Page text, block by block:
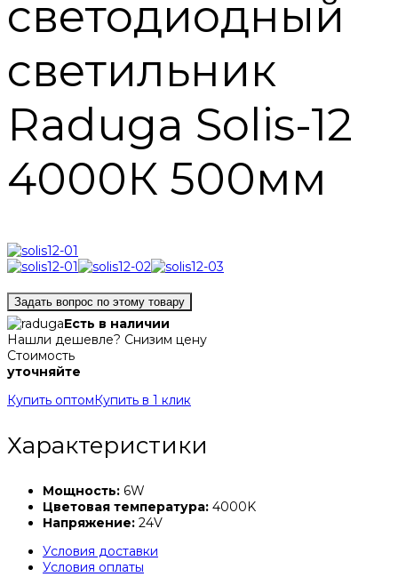
светодиодный
светильник
Raduga Solis-12
4000К 500мм
Задать вопрос по этому товару
Есть в наличии
Нашли дешевле? Снизим цену
Стоимость
уточняйте
Купить оптом Купить в 1 клик
Характеристики
Мощность: 6W
Цветовая температура: 4000K
Напряжение: 24V
Условия доставки
Условия оплаты